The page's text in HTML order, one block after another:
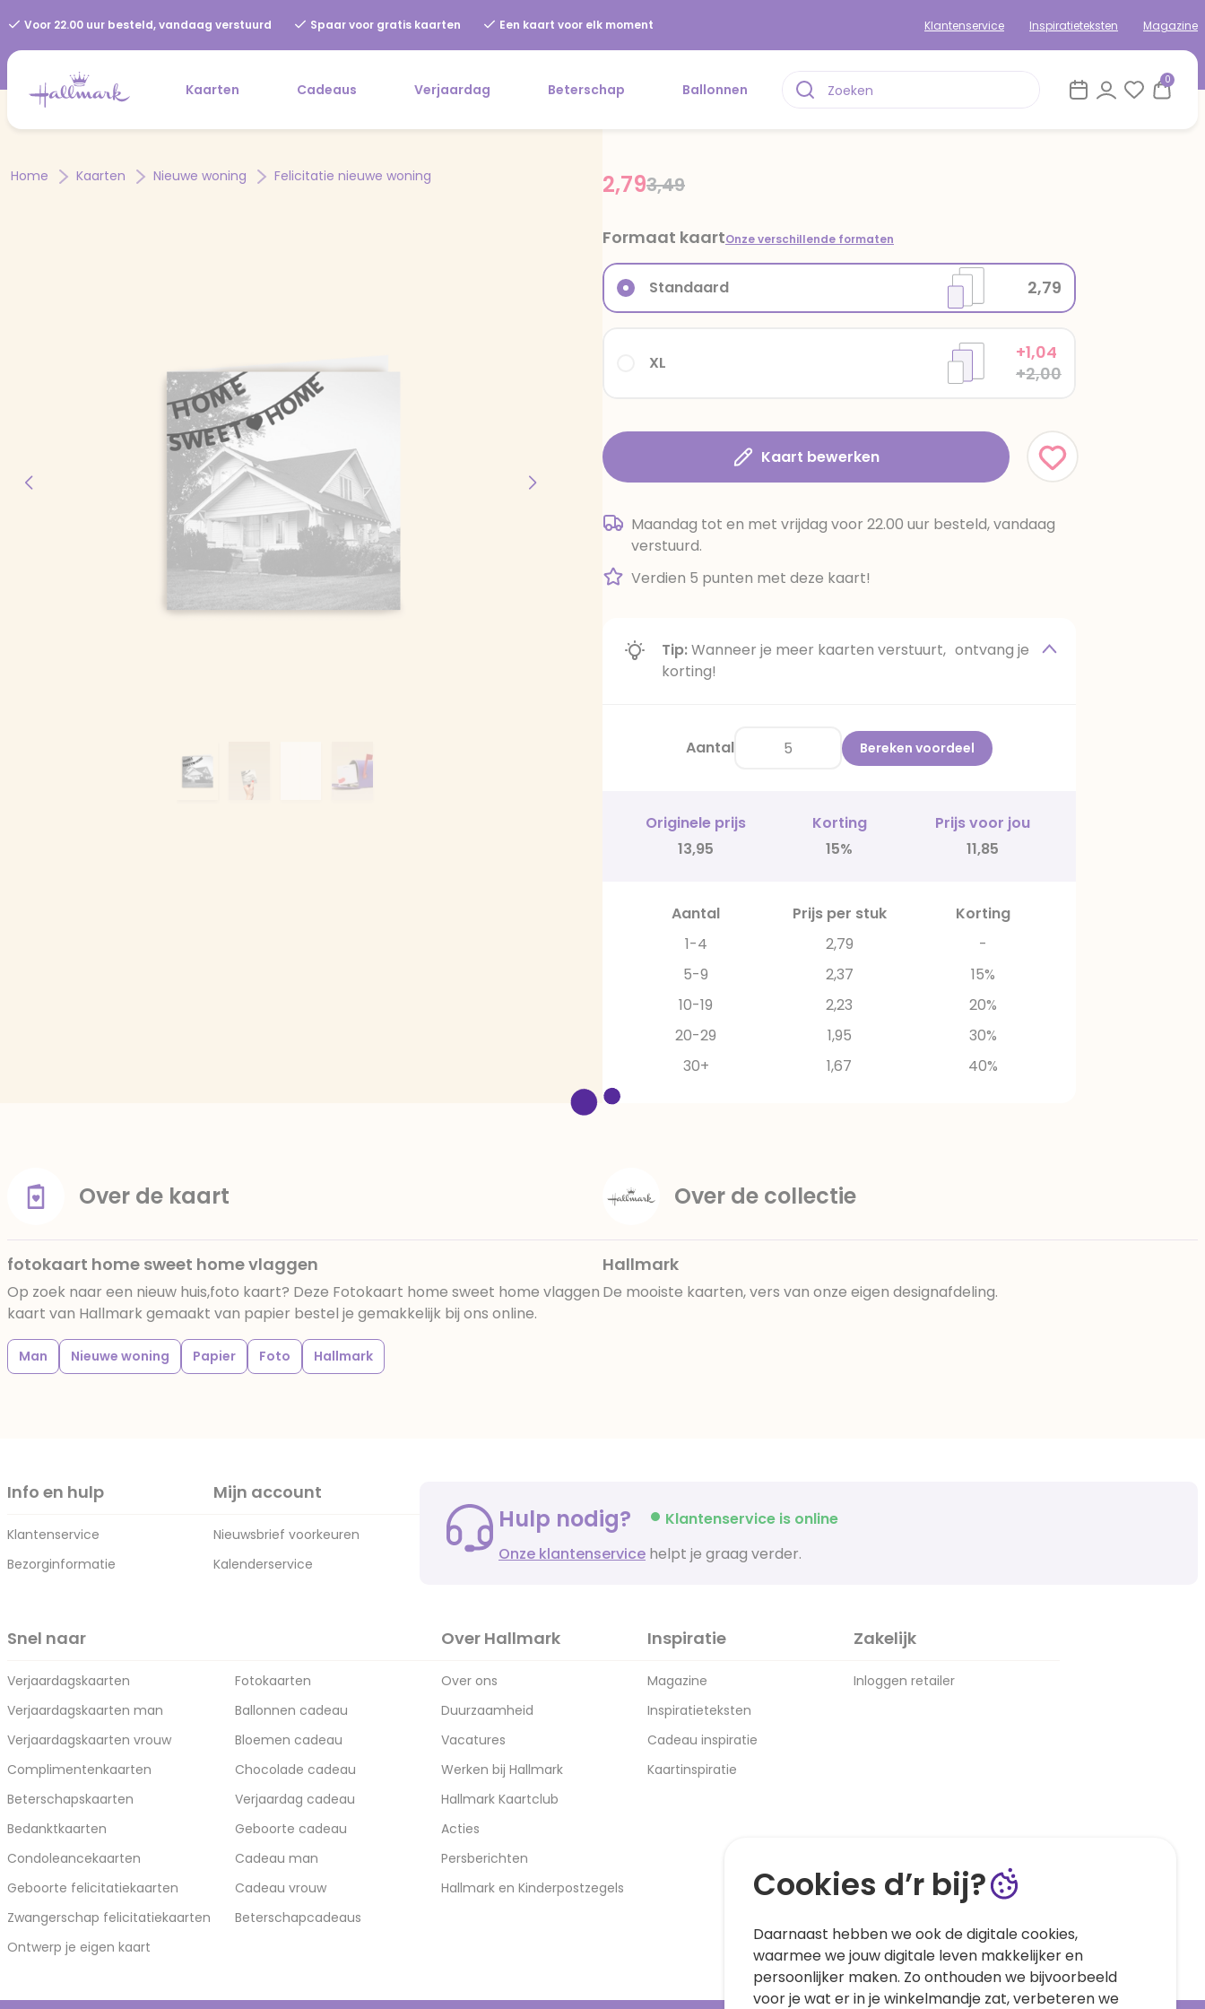
Voor 22.00 uur besteld, vandaag verstuurd Spaar voor gratis kaarten Een kaart voor elk moment Klantenservice Inspiratieteksten Magazine
Kaarten Cadeaus Verjaardag Beterschap Ballonnen
0
Home Kaarten Nieuwe woning Felicitatie nieuwe woning Price reduced from
3,49to
2,79
Formaat kaartOnze verschillende formaten
XL
+1,04
+2,00
Standaard 2,79
Kaart bewerken
Maandag tot en met vrijdag voor 22.00 uur besteld, vandaag
verstuurd.
Verdien 5 punten met deze kaart!
Tip:Wanneer je meer kaarten verstuurt, ontvang je
korting!
Aantal Bereken voordeel
Originele prijs Korting
Prijs voor jou
13,95
15% 11,85
Aantal Prijs per stuk
Korting
1-4
2,79
-
5-9
2,37
15%
10-19
2,23
20%
20-29
1,95
30%
30+
1,67 40%
Over de kaart
fotokaart home sweet home vlaggen
Op zoek naar een nieuw huis,foto kaart? Deze Fotokaart home sweet home vlaggen
kaart van Hallmark gemaakt van papier bestel je gemakkelijk bij ons online.
Man Nieuwe woning Papier Foto Hallmark
Over de collectie
Hallmark
De mooiste kaarten, vers van onze eigen designafdeling.
Info en hulp
Klantenservice
Bezorginformatie
Mijn account
Nieuwsbrief voorkeuren
Kalenderservice
Hulp nodig?
Klantenservice is online
Onze klantenservice helpt je graag verder.
Snel naar
Verjaardagskaarten
Verjaardagskaarten man
Verjaardagskaarten vrouw
Complimentenkaarten
Beterschapskaarten
Bedanktkaarten
Condoleancekaarten
Geboorte felicitatiekaarten
Zwangerschap felicitatiekaarten
Ontwerp je eigen kaart
Fotokaarten
Ballonnen cadeau
Bloemen cadeau
Chocolade cadeau
Verjaardag cadeau
Geboorte cadeau
Cadeau man
Cadeau vrouw
Beterschapcadeaus
Over Hallmark
Over ons
Duurzaamheid
Vacatures
Werken bij Hallmark
Hallmark Kaartclub
Acties
Persberichten
Hallmark en Kinderpostzegels
Inspiratie
Magazine
Inspiratieteksten
Cadeau inspiratie
Kaartinspiratie
Zakelijk
Inloggen retailer
Cookies d’r bij?
Daarnaast hebben we ook de digitale cookies,
waarmee we jouw digitale leven makkelijker en
persoonlijker maken. Zo onthouden we bijvoorbeeld
voor je wat er in je winkelmandje zat, verbeteren we